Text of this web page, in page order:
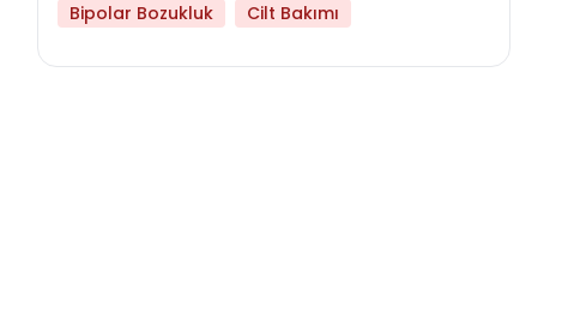
Bipolar Bozukluk
Cilt Bakımı